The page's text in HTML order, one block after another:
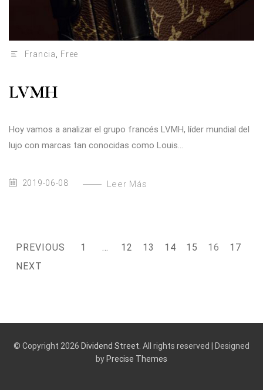
Francia Free
LVMH
Hoy vamos a analizar el grupo francés LVMH, líder mundial del
lujo con marcas tan conocidas como Louis...
2019-06-08 Leer Más
Posts
navigation
PREVIOUS PAGE
1 … PAGE
12 PAGE
13 PAGE
14 PAGE
15 PAGE
16 PAGE
17
NEXT
© Copyright 2026 Dividend Street . All rights reserved
Designed
by Precise Themes